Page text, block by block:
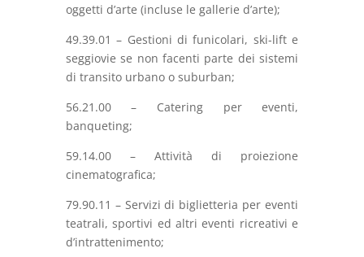
oggetti d’arte (incluse le gallerie d’arte);
49.39.01 – Gestioni di funicolari, ski-lift e
seggiovie se non facenti parte dei sistemi
di transito urbano o suburban;
56.21.00 – Catering per eventi,
banqueting;
59.14.00 – Attività di proiezione
cinematografica;
79.90.11 – Servizi di biglietteria per eventi
teatrali, sportivi ed altri eventi ricreativi e
d’intrattenimento;